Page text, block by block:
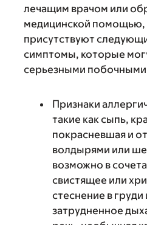
лечащим врачом или
медицинской помощью,
присутствуют
симптомы, которые
серьезными
Признаки
такие как сыпь,
покрасневшая и
волдырями или
возможно в
свистящее или
стеснение в груди
затрудненное